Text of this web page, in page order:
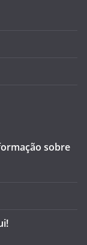
sobre